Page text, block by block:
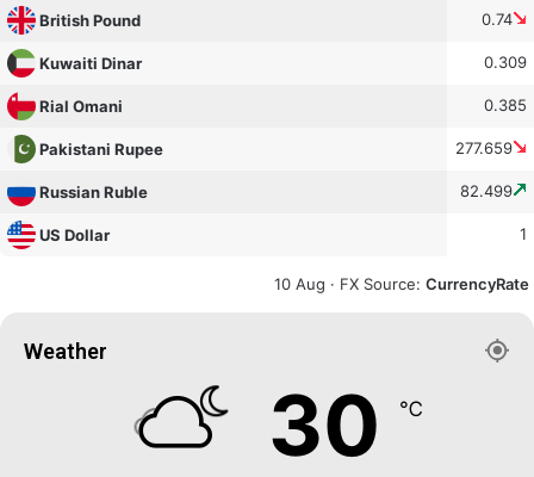
British Pound 0.74
Kuwaiti Dinar 0.309
Rial Omani 0.385
Pakistani Rupee 277.659
Russian Ruble 82.499
US Dollar 1
10 Aug · FX Source: CurrencyRate
Weather
30 ℃